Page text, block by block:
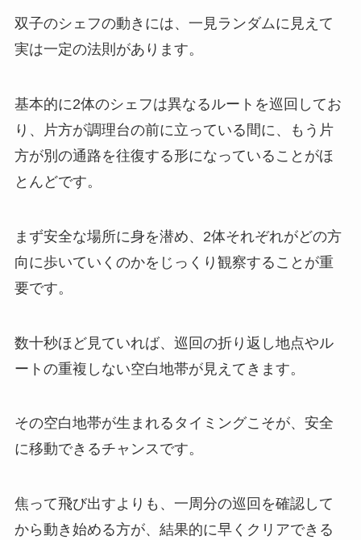
双子のシェフの動きには、一見ランダムに見えて
実は一定の法則があります。
基本的に2体のシェフは異なるルートを巡回してお
り、片方が調理台の前に立っている間に、もう片
方が別の通路を往復する形になっていることがほ
とんどです。
まず安全な場所に身を潜め、2体それぞれがどの方
向に歩いていくのかをじっくり観察することが重
要です。
数十秒ほど見ていれば、巡回の折り返し地点やル
ートの重複しない空白地帯が見えてきます。
その空白地帯が生まれるタイミングこそが、安全
に移動できるチャンスです。
焦って飛び出すよりも、一周分の巡回を確認して
から動き始める方が、結果的に早くクリアできる